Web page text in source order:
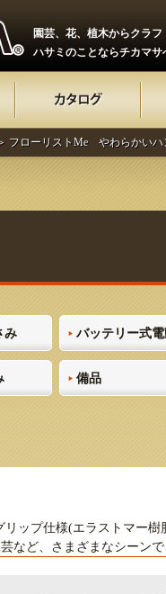
園芸、花、植木からクラフ
ハサミのことならチカマサ
フローリストMe やわらかいハ
み バッテリー式
備品
ップ仕様(エラストマー
など、さまざまなシーン